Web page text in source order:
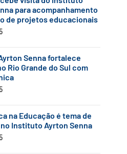
para acompanhamento
de projetos educacionais
Senna fortalece
Rio Grande do Sul com
na Educação é tema de
Instituto Ayrton Senna